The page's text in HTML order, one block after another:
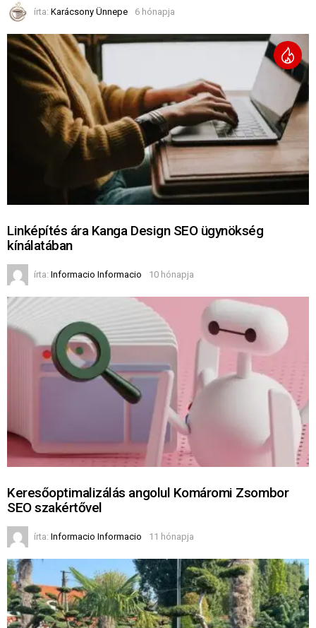
írta: Karácsony Ünnepe 6 hónapja
Linképítés ára Kanga Design SEO ügynökség
kínálatában
írta: Informacio Informacio 10 hónapja
Keresőoptimalizálás angolul Komáromi Zsombor
SEO szakértővel
írta: Informacio Informacio 11 hónapja